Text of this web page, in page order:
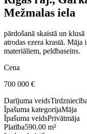
Mežmalas iela
pārdošanā skaistā un
atrodas ezera krastā.
materiāliem, peldbaseins.
Cena
700 000 €
Darījuma veidsTirdzniecība
Īpašuma kategorijaMāja
Īpašuma veidsPrivātmāja
Platība590.00 m²